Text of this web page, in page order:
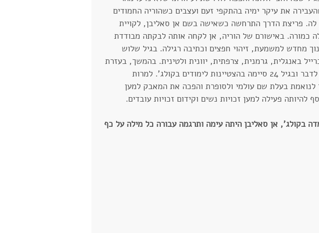
את עיקר ימיה בהתקפי זעם ועצבים כשהוריה החמודים
פריצת הדרך התרחשה כשאישה בשם אן סאליבן, לקויית
כמורה. באישורם של הוריה, אן לקחה אותה לבקתה מבודדת
מחדש למשמעת, זיהוי חפצים וכתיבה רגילה. בגיל שלוש
באנגלית, גרמנית, צרפתית, יוונית ולטינית. בהמשך, בעזרת
שיטה מיוחדת, היא גם למדה לדבר ובגיל 24 סיימה בהצטיינות לימודים בקולג'. למרות
לנואמת בעלת שם עולמי ולסופרת והפכה את המאבק למען
להיותה פעילה למען זכויות נשים וקידום זכויות עובדים.
בקולג', אן סאליבן היתה עימה ותרגמה עבורה כל מילה על כף